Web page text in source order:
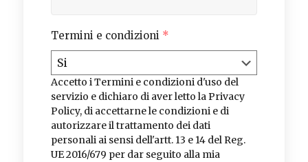
Termini e condizioni *
Accetto i Termini e condizioni d'uso del
servizio e dichiaro di aver letto la Privacy
Policy, di accettarne le condizioni e di
autorizzare il trattamento dei dati
personali ai sensi dell'artt. 13 e 14 del Reg.
UE 2016/679 per dar seguito alla mia